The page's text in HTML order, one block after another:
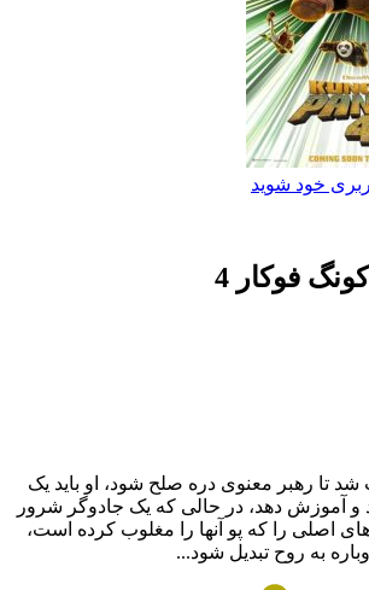
4
معنوی دره صلح شود، او باید یک
در حالی که یک جادوگر شرور
پو آنها را مغلوب کرده است،
تبدیل شود...